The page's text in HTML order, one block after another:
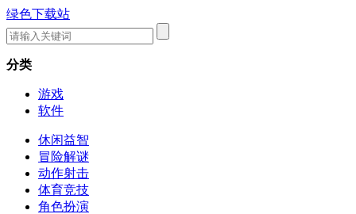
绿色下载站
分类
游戏
软件
休闲益智
冒险解谜
动作射击
体育竞技
角色扮演